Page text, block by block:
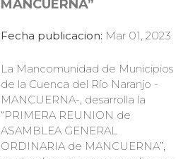
MANCUERNA”
Fecha publicacion: Mar 01, 2023
La Mancomunidad de Municipios
de la Cuenca del Río Naranjo -
MANCUERNA-, desarrolla la
“PRIMERA REUNION de
ASAMBLEA GENERAL
ORDINARIA de MANCUERNA”,